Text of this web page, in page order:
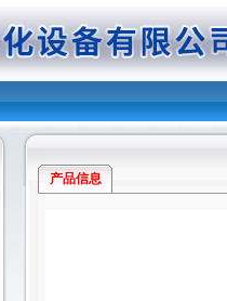
产品信息